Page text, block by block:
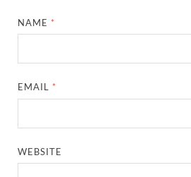
NAME *
EMAIL *
WEBSITE